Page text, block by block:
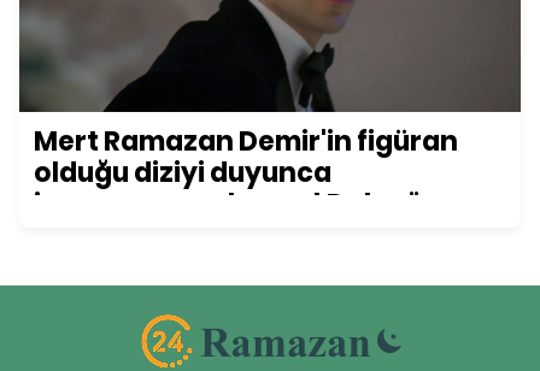
Mert Ramazan Demir'in figüran
olduğu diziyi duyunca
inanamayacaksınız! Daha önce